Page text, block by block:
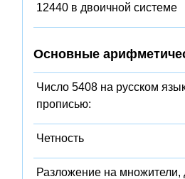
12440 в двоичной системе
Основные
Число 5408 на русском
прописью:
Четность
Разложение на множители,